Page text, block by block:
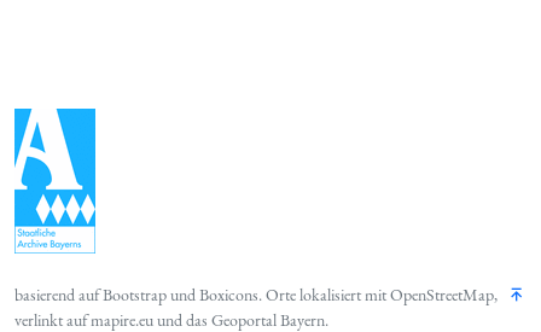
basierend aufBootstrapund Boxicons. Orte lokalisiert mitOpenStreetMap,
verlinkt aufmapire.euund das Geoportal Bayern.